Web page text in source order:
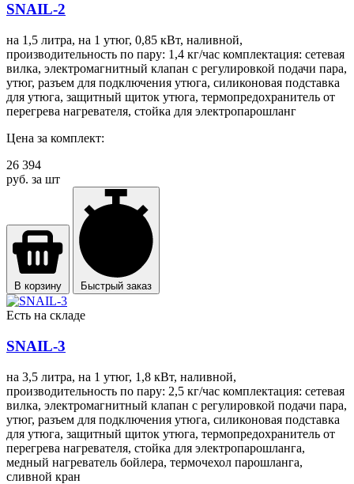
SNAIL-2
на 1,5 литра, на 1 утюг, 0,85 кВт, наливной,
производительность по пару: 1,4 кг/час комплектация: сетевая
вилка, электромагнитный клапан с регулировкой подачи пара,
утюг, разъем для подключения утюга, силиконовая подставка
для утюга, защитный щиток утюга, термопредохранитель от
перегрева нагревателя, стойка для электропарошланг
Цена за комплект:
26 394
руб. за шт
В корзину Быстрый заказ
Есть на складе
SNAIL-3
на 3,5 литра, на 1 утюг, 1,8 кВт, наливной,
производительность по пару: 2,5 кг/час комплектация: сетевая
вилка, электромагнитный клапан с регулировкой подачи пара,
утюг, разъем для подключения утюга, силиконовая подставка
для утюга, защитный щиток утюга, термопредохранитель от
перегрева нагревателя, стойка для электропарошланга,
медный нагреватель бойлера, термочехол парошланга,
сливной кран